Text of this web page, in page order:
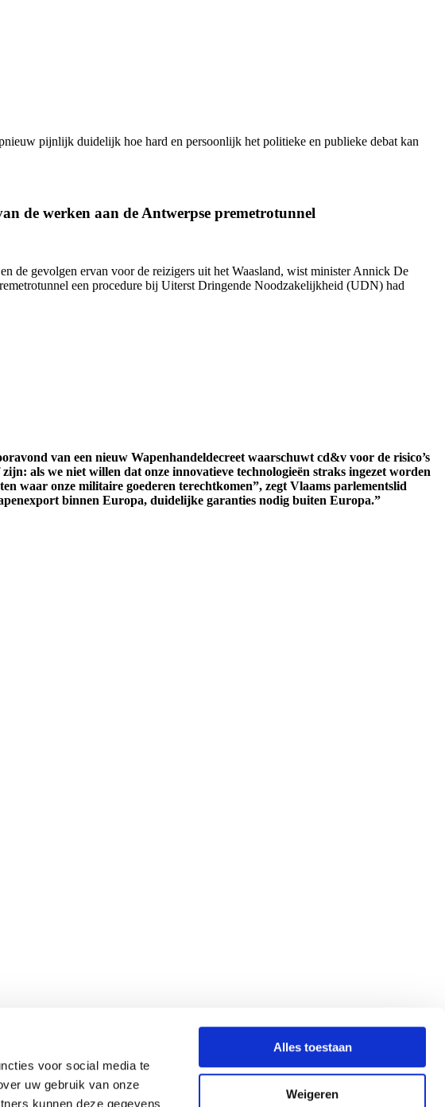
voor social media te
uw gebruik van onze
kunnen deze gegevens
Alles toestaan
Weigeren
pijnlijk duidelijk hoe hard en persoonlijk het politieke en publieke debat kan
de werken aan de Antwerpse premetrotunnel
de gevolgen ervan voor de reizigers uit het Waasland, wist minister Annick De
een procedure bij Uiterst Dringende Noodzakelijkheid (UDN) had
van een nieuw Wapenhandeldecreet waarschuwt cd&v voor de risico’s
als we niet willen dat onze innovatieve technologieën straks ingezet worden
waar onze militaire goederen terechtkomen”, zegt Vlaams parlementslid
binnen Europa, duidelijke garanties nodig buiten Europa.”